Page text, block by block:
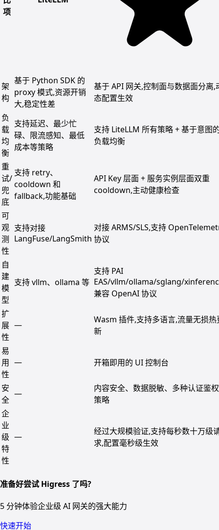
项
架
构
基于 Python SDK 的
proxy 模式,资源开销
大,稳定性差
基于 API 网关,控制面与数据面分离,
态配置生效
负
载
均
衡
支持延迟、最少忙
碌、限流感知、最低
成本等策略
支持 LiteLLM 所有策略 + 基于意图
负载均衡
重
试/
兜
底
支持 retry、
cooldown 和
fallback,功能基础
API Key 层面 + 服务实例层面双重
cooldown,主动健康检查
可
观
测
性
支持对接
LangFuse/LangSmith
对接 ARMS/SLS,支持
协议
自
建
模
型
支持 vllm、ollama 等
支持 PAI
EAS/vllm/ollama/sglang/
兼容 OpenAI 协议
扩
展
性
—
Wasm 插件,支持多语言,流量无损热
新
易
用
性
— 开箱即用的 UI 控制台
安
全
—
内容安全、数据脱敏、多种认证鉴权
策略
企
业
级
特
性
—
经过大规模验证,支持每秒数十万级
求,配置毫秒级生效
准备好尝试 Higress 了吗?
5 分钟体验企业级 AI 网关的强大能力
快速开始